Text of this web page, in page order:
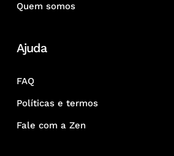
Quem somos
Ajuda
FAQ
Políticas e termos
Fale com a Zen